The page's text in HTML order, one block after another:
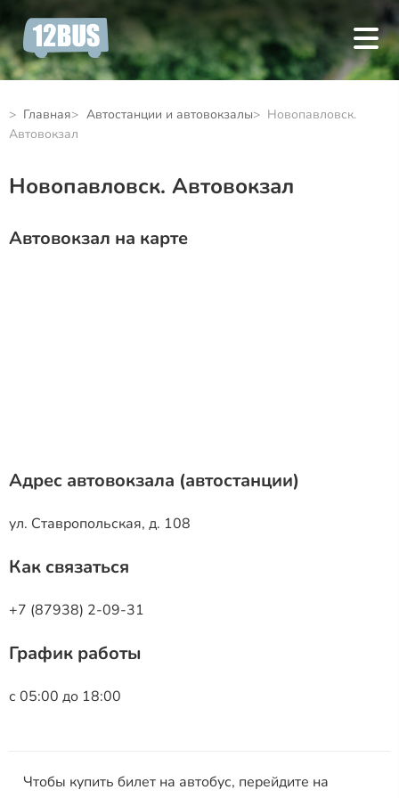
Главная Автостанции и автовокзалы
Новопавловск.
Автовокзал
Новопавловск. Автовокзал
Автовокзал на карте
Адрес автовокзала (автостанции)
ул. Ставропольская, д. 108
Как связаться
+7 (87938) 2-09-31
График работы
с 05:00 до 18:00
Чтобы купить билет на автобус, перейдите на